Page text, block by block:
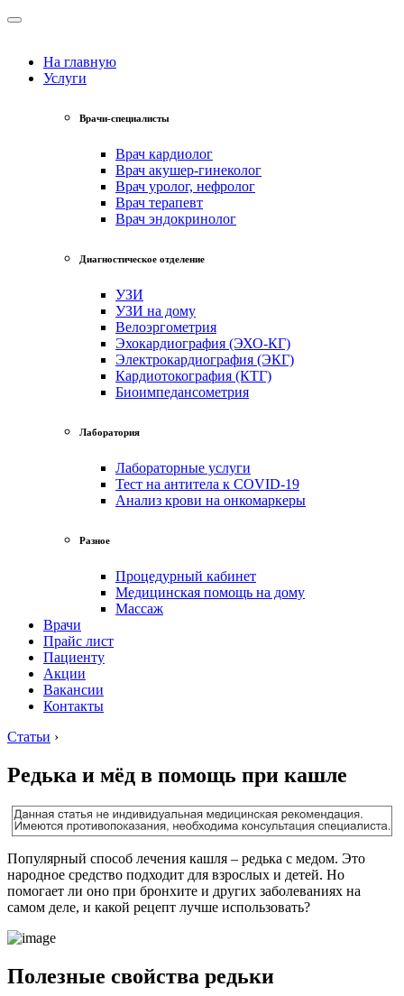
На главную
Услуги
Врачи-специалисты
Врач кардиолог
Врач акушер-гинеколог
Врач уролог, нефролог
Врач терапевт
Врач эндокринолог
Диагностическое отделение
УЗИ
УЗИ на дому
Велоэргометрия
Эхокардиография (ЭХО-КГ)
Электрокардиография (ЭКГ)
Кардиотокография (КТГ)
Биоимпедансометрия
Лаборатория
Лабораторные услуги
Тест на антитела к COVID-19
Анализ крови на онкомаркеры
Разное
Процедурный кабинет
Медицинская помощь на дому
Массаж
Врачи
Прайс лист
Пациенту
Акции
Вакансии
Контакты
Статьи ›
Редька и мёд в помощь при кашле
Популярный способ лечения кашля – редька с медом. Это
народное средство подходит для взрослых и детей. Но
помогает ли оно при бронхите и других заболеваниях на
самом деле, и какой рецепт лучше использовать?
Полезные свойства редьки